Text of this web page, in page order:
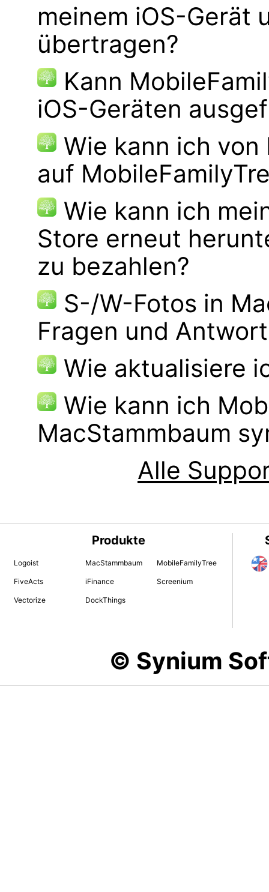
meinem iOS-Gerät
übertragen?
Kann
iOS-Geräten
Wie kann ich
auf
Wie kann ich
Store erneut
zu bezahlen?
S-/W-Fotos in
Fragen und
Wie aktualisiere
Wie kann ich
MacStammbaum
Alle
Produkte
Logoist MacStammbaum MobileFamilyTree
FiveActs iFinance Screenium
Vectorize DockThings
© Synium